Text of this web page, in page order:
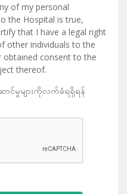
of my personal
the Hospital is true,
that I have a legal right
other individuals to the
obtained consent to the
thereof.
င်မှုများကိုလက်ခံရရှိရန်